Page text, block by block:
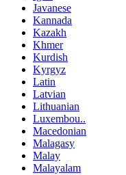
Javanese
Kannada
Kazakh
Khmer
Kurdish
Kyrgyz
Latin
Latvian
Lithuanian
Luxembou..
Macedonian
Malagasy
Malay
Malayalam